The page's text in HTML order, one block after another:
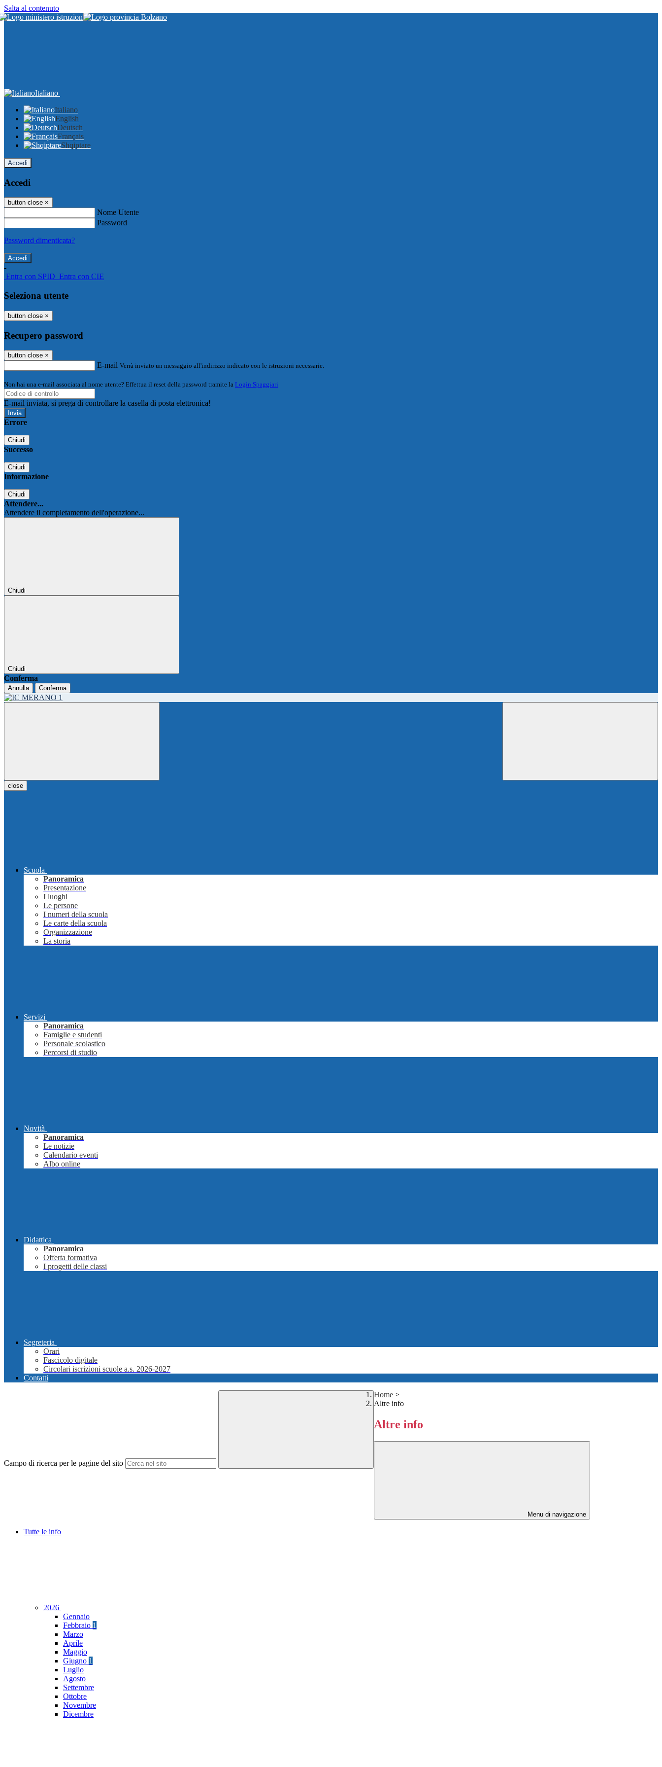
Salta al contenuto
Italiano
Italiano
English
Deutsch
Français
Shqiptare
Accedi
Accedi
button close ×
Nome Utente
Password
Password dimenticata?
-
Entra con SPID Entra con CIE
Seleziona utente
button close ×
Recupero password
button close ×
E-mail Verrà inviato un messaggio all'indirizzo indicato con le istruzioni necessarie.
Non hai una e-mail associata al nome utente? Effettua il reset della password tramite la Login Spaggiari
E-mail inviata, si prega di controllare la casella di posta elettronica!
Errore
Chiudi
Successo
Chiudi
Informazione
Chiudi
Attendere...
Attendere il completamento dell'operazione...
Chiudi
Chiudi
Conferma
Annulla Conferma
close
Scuola
Panoramica
Presentazione
I luoghi
Le persone
I numeri della scuola
Le carte della scuola
Organizzazione
La storia
Servizi
Panoramica
Famiglie e studenti
Personale scolastico
Percorsi di studio
Novità
Panoramica
Le notizie
Calendario eventi
Albo online
Didattica
Panoramica
Offerta formativa
I progetti delle classi
Segreteria
Orari
Fascicolo digitale
Circolari iscrizioni scuole a.s. 2026-2027
Contatti
Campo di ricerca per le pagine del sito
Home >
Altre info
Altre info
Menu di navigazione
Tutte le info
2026
Gennaio
Febbraio 1
Marzo
Aprile
Maggio
Giugno 1
Luglio
Agosto
Settembre
Ottobre
Novembre
Dicembre